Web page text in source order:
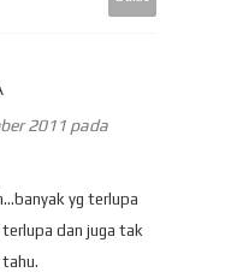
2011 pada
yg terlupa
dan juga tak